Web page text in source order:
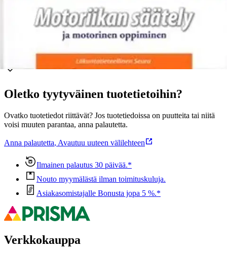
Näytä lisää tuotekuvausta
Oletko tyytyväinen tuotetietoihin?
Ovatko tuotetiedot riittävät? Jos tuotetiedoissa on puutteita tai niitä
voisi muuten parantaa, anna palautetta.
Anna palautetta, Avautuu uuteen välilehteen
Ilmainen palautus 30 päivää.*
Nouto myymälästä ilman toimituskuluja.
Asiakasomistajalle Bonusta jopa 5 %.*
Verkkokauppa